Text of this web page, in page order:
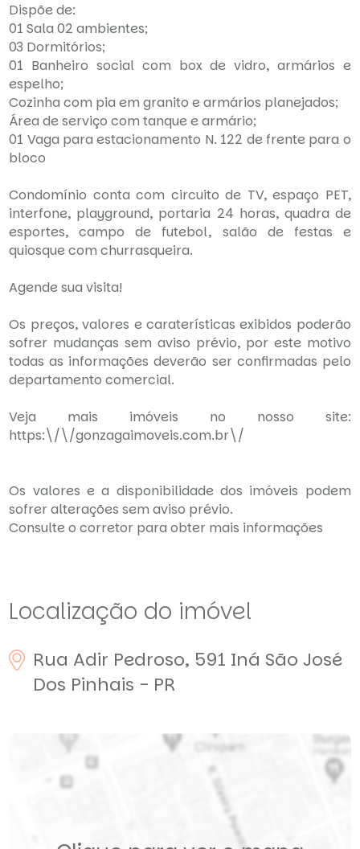
Dispõe de:
01 Sala 02 ambientes;
03 Dormitórios;
01 Banheiro social com box de vidro, armários e
espelho;
Cozinha com pia em granito e armários planejados;
Área de serviço com tanque e armário;
01 Vaga para estacionamento N. 122 de frente para o
bloco
Condomínio conta com circuito de TV, espaço PET,
interfone, playground, portaria 24 horas, quadra de
esportes, campo de futebol, salão de festas e
quiosque com churrasqueira.
Agende sua visita!
Os preços, valores e caraterísticas exibidos poderão
sofrer mudanças sem aviso prévio, por este motivo
todas as informações deverão ser confirmadas pelo
departamento comercial.
Veja mais imóveis no nosso site:
https:\/\/gonzagaimoveis.com.br\/
Os valores e a disponibilidade dos imóveis podem
sofrer alterações sem aviso prévio.
Consulte o corretor para obter mais informações
Localização do imóvel
Rua Adir Pedroso, 591 Iná São José
Dos Pinhais - PR